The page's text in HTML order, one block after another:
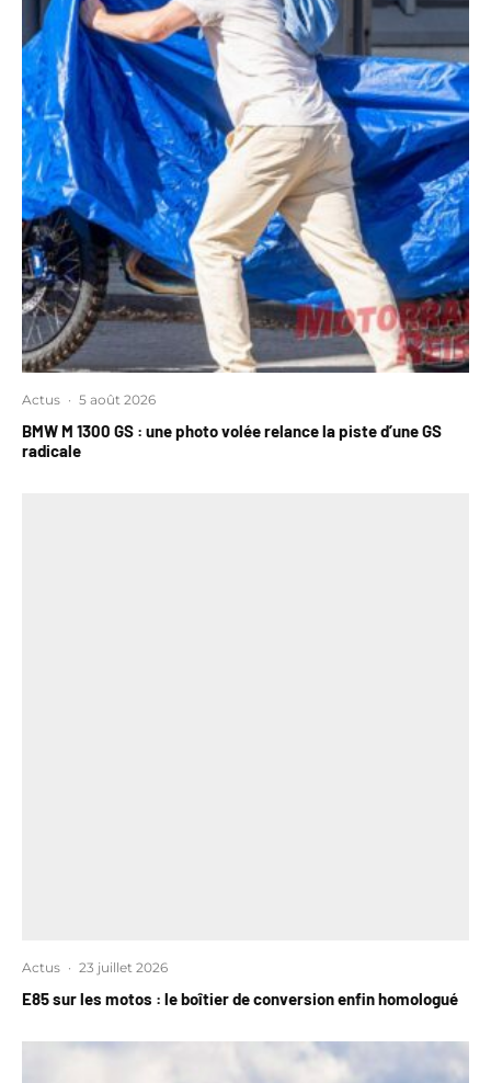
Actus · 5 août 2026
BMW M 1300 GS : une photo volée relance la piste d’une GS
radicale
Actus · 23 juillet 2026
E85 sur les motos : le boîtier de conversion enfin homologué